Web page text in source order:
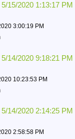
15/2020 1:13:17 PM
3:00:19 PM
14/2020 9:18:21 PM
10:23:53 PM
14/2020 2:14:25 PM
2:58:58 PM